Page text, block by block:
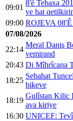
09:01
8'ê Tebaxa
ve hat
09:00 ROJEVA
07/08/2026
22:14
Meral Daniş
vemirand
20:43 Di Mîhrîcana
18:25
Sebahat
bikeve
18:19
Gulîstan Kiliç
ava kiriye
16:30 UNICEF: Tevî